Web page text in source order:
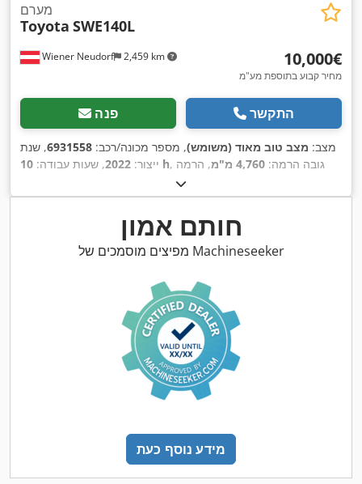
Wiener Neudorf 2,459 km
מערם
Toyota SWE140L
‏10,000 ‏€
מחיר קבוע בתוספת מע"מ
פנה התקשר
מצב: מצב טוב מאוד (משומש), מספר מכונה/רכב: 6931558, שנת
ייצור: 2022, שעות עבודה: 10 h , גובה הרמה: 4,760 מ"מ
, הרמה
חשמלי
סוללה:225 אה , מתח סוללה: 24 V , אורך המזלג:1,150 מ"מ ,
חותם אמון
מפיצים מוסמכים של Machineseeker
מידע נוסף כעת